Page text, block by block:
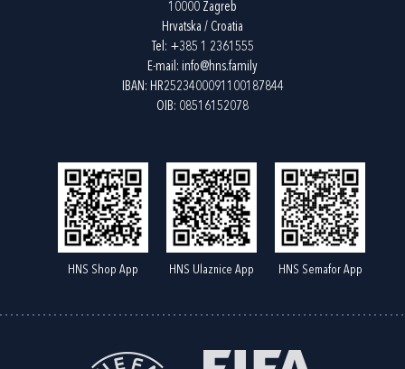
10000 Zagreb
Hrvatska / Croatia
Tel: +385 1 2361555
E-mail: info@hns.family
IBAN: HR2523400091100187844
OIB: 08516152078
HNS Shop App HNS Ulaznice App HNS Semafor App